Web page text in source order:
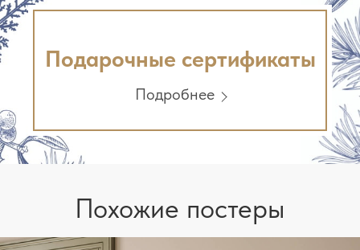
Подарочные сертификаты
Подробнее
Похожие постеры